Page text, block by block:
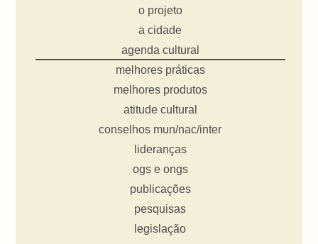
o projeto
a cidade
agenda cultural
melhores práticas
melhores produtos
atitude cultural
conselhos mun/nac/inter
lideranças
ogs e ongs
publicações
pesquisas
legislação